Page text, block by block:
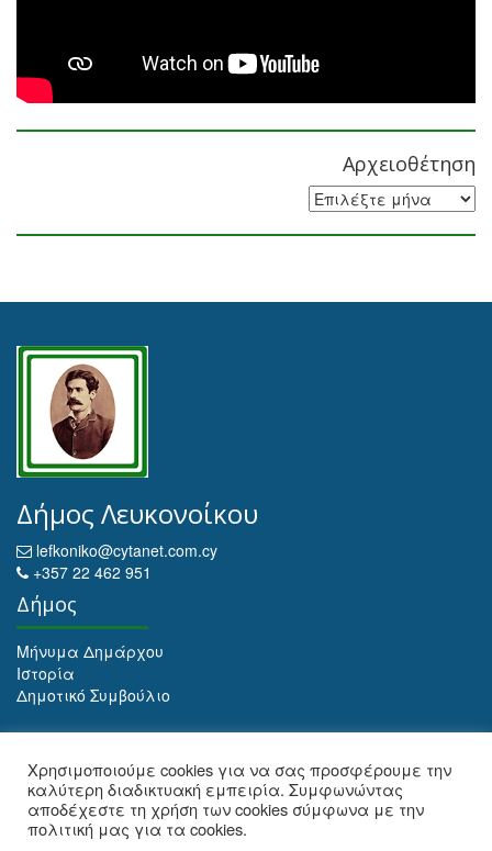
Αρχειοθέτηση
Αρχειοθέτηση
Δήμος Λευκονοίκου
lefkoniko@cytanet.com.cy
+357 22 462 951
Δήμος
Μήνυμα Δημάρχου
Ιστορία
Δημοτικό Συμβούλιο
Αρχειοθέτηση
Χρησιμοποιούμε cookies για να σας προσφέρουμε την
καλύτερη διαδικτυακή εμπειρία. Συμφωνώντας
αποδέχεστε τη χρήση των cookies σύμφωνα με την
πολιτική μας για τα cookies.